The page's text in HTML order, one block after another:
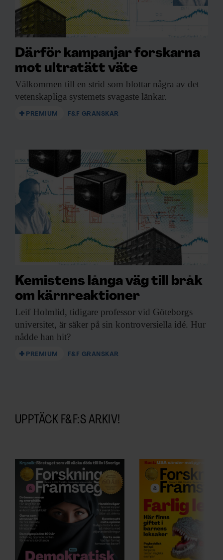
Därför kampanjar forskarna
mot ultratätt väte
Välkommen till en strid som blottar några av det
vetenskapliga systemets svagaste länkar.
PREMIUM F&F GRANSKAR
Kemistens långa väg till bråk
om kärnreaktioner
Leif Holmlid, tidigare professor vid Göteborgs
universitet, är säker på sin kontroversiella idé. Hur
nådde han hit?
PREMIUM F&F GRANSKAR
UPPTÄCK F&F:S ARKIV!